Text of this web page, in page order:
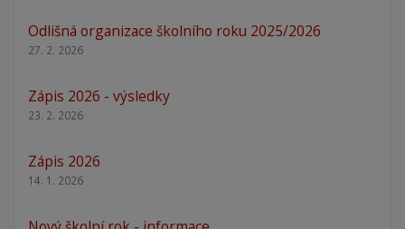
Odlišná organizace školního roku 2025/2026
27. 2. 2026
Zápis 2026 - výsledky
23. 2. 2026
Zápis 2026
14. 1. 2026